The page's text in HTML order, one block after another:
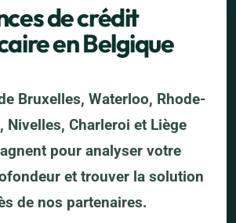
de crédit
en Belgique
Bruxelles, Waterloo, Rhode-
Nivelles, Charleroi et Liège
pour analyser votre
et trouver la solution
de nos partenaires.